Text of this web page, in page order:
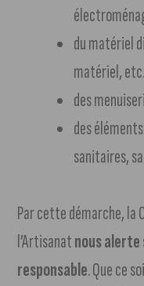
du matériel
matériel,
des
des
sanitaires,
Par cette démarche, la
l’Artisanatnous alerte
responsable. Que ce